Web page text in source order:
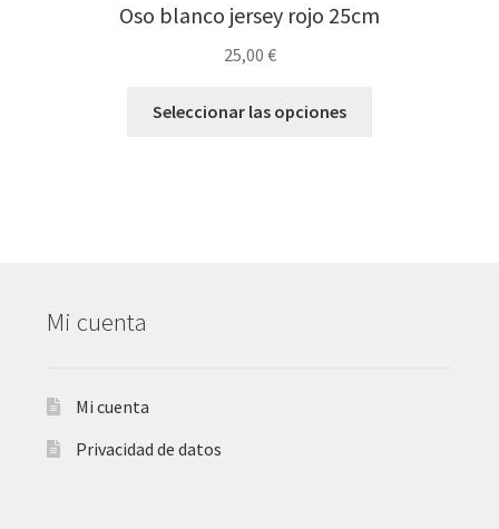
Oso blanco jersey rojo 25cm
25,00 €
Seleccionar las opciones
Mi cuenta
Mi cuenta
Privacidad de datos